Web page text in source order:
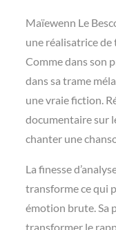
Maïewenn Le
une réalisatrice
Comme dans son
dans sa trame
une vraie fiction.
documentaire sur
chanter une
La finesse
transforme ce qui
émotion brute. Sa
transformer le